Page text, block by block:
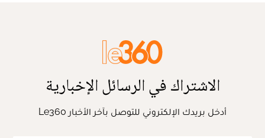
الاشتراك في الرسائل الإخبارية
أدخل بريدك الإلكتروني للتوصل بآخر الأخبار Le360